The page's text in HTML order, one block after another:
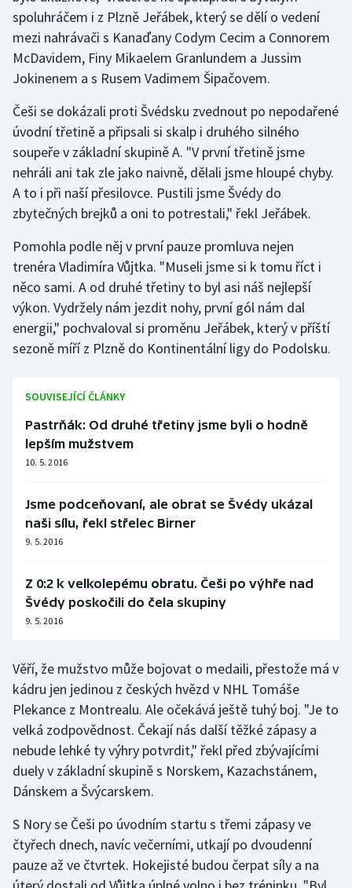
Stolní tenis
Triatlon
Veslování
Vodní slalom
Volejbal
Ostatní
spoluhráčem i z Plzně Jeřábek, který se dělí o vedení
mezi nahrávači s Kanaďany Codym Cecim a Connorem
McDavidem, Finy Mikaelem Granlundem a Jussim
Jokinenem a s Rusem Vadimem Šipačovem.
Češi se dokázali proti Švédsku zvednout po nepodařené
úvodní třetině a připsali si skalp i druhého silného
soupeře v základní skupině A. "V první třetině jsme
nehráli ani tak zle jako naivně, dělali jsme hloupé chyby.
A to i při naší přesilovce. Pustili jsme Švédy do
zbytečných brejků a oni to potrestali," řekl Jeřábek.
Pomohla podle něj v první pauze promluva nejen
trenéra Vladimíra Vůjtka. "Museli jsme si k tomu říct i
něco sami. A od druhé třetiny to byl asi náš nejlepší
výkon. Vydržely nám jezdit nohy, první gól nám dal
energii," pochvaloval si proměnu Jeřábek, který v příští
sezoně míří z Plzně do Kontinentální ligy do Podolsku.
SOUVISEJÍCÍ ČLÁNKY
Pastrňák: Od druhé třetiny jsme byli o hodně
lepším mužstvem
10. 5. 2016
Jsme podceňovaní, ale obrat se Švédy ukázal
naši sílu, řekl střelec Birner
9. 5. 2016
Z 0:2 k velkolepému obratu. Češi po výhře nad
Švédy poskočili do čela skupiny
9. 5. 2016
Věří, že mužstvo může bojovat o medaili, přestože má v
kádru jen jedinou z českých hvězd v NHL Tomáše
Plekance z Montrealu. Ale očekává ještě tuhý boj. "Je to
velká zodpovědnost. Čekají nás další těžké zápasy a
nebude lehké ty výhry potvrdit," řekl před zbývajícími
duely v základní skupině s Norskem, Kazachstánem,
Dánskem a Švýcarskem.
S Nory se Češi po úvodním startu s třemi zápasy ve
čtyřech dnech, navíc večerními, utkají po dvoudenní
pauze až ve čtvrtek. Hokejisté budou čerpat síly a na